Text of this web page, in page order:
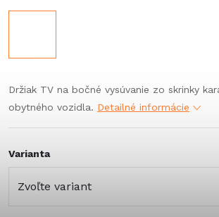
Držiak TV na bočné vysúvanie zo skrinky
obytného vozidla. Detailné informácie
Varianta